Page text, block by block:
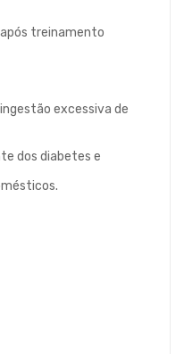
treinamento
excessiva de
dos diabetes e